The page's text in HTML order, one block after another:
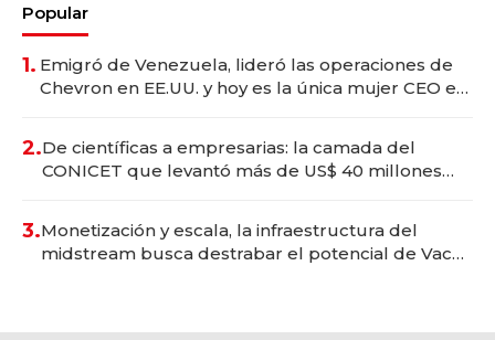
Popular
1. Emigró de Venezuela, lideró las operaciones de
Chevron en EE.UU. y hoy es la única mujer CEO en
2.De científicas a empresarias: la camada del
CONICET que levantó más de US$ 40 millones
3.Monetización y escala, la infraestructura del
midstream busca destrabar el potencial de Vaca